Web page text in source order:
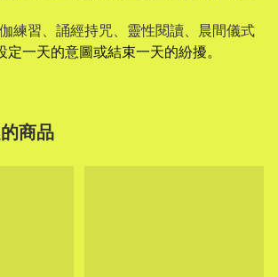
練習、誦經持咒、靈性閱讀、晨間儀式
定一天的意圖或結束一天的紛擾。
商品